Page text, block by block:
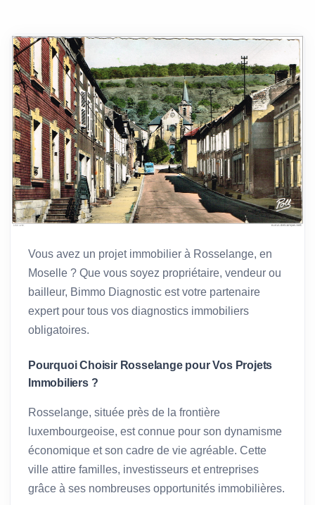
Vous avez un projet immobilier à Rosselange, en
Moselle ? Que vous soyez propriétaire, vendeur ou
bailleur, Bimmo Diagnostic est votre partenaire
expert pour tous vos diagnostics immobiliers
obligatoires.
Pourquoi Choisir Rosselange pour Vos Projets
Immobiliers ?
Rosselange, située près de la frontière
luxembourgeoise, est connue pour son dynamisme
économique et son cadre de vie agréable. Cette
ville attire familles, investisseurs et entreprises
grâce à ses nombreuses opportunités immobilières.